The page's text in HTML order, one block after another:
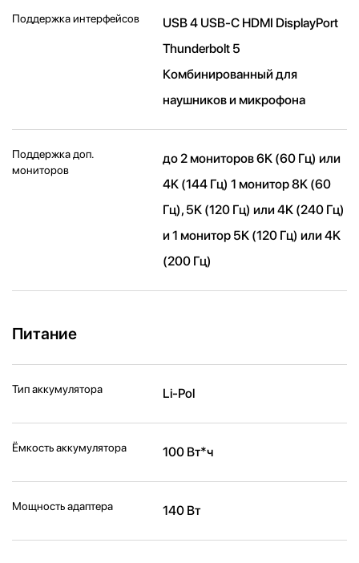
Поддержка интерфейсов
USB 4 USB-C HDMI DisplayPort
Thunderbolt 5
Комбинированный для
наушников и микрофона
Поддержка доп.
мониторов
до 2 мониторов 6K (60 Гц) или
4K (144 Гц) 1 монитор 8K (60
Гц), 5K (120 Гц) или 4K (240 Гц)
и 1 монитор 5K (120 Гц) или 4K
(200 Гц)
Питание
Тип аккумулятора Li-Pol
Ёмкость аккумулятора 100 Вт*ч
Мощность адаптера 140 Вт